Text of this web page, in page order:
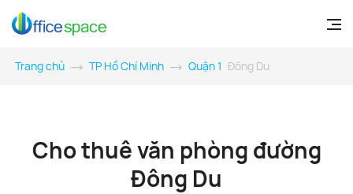
Trang chủ TP Hồ Chí Minh Quận 1 Đông Du
Cho thuê văn phòng đường
Đông Du